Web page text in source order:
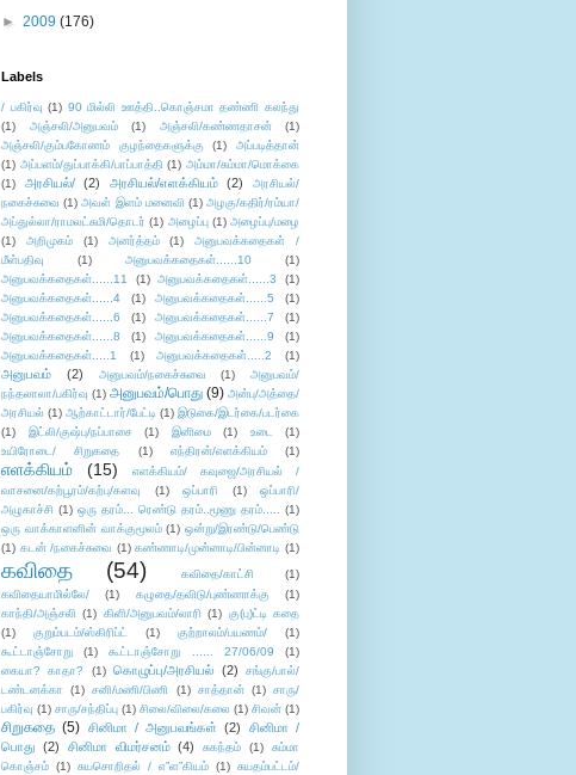
► 2009 (176)
Labels
/ பகிர்வு (1) 90 மில்லி ஊத்தி..கொஞ்சமா தண்ணி கலந்து
(1)
அஞ்சலி/அனுபவம் (1) அஞ்சலி/கண்ணதாசன்
(1)
அஞ்சலி/கும்பகோணம் குழந்தைகளுக்கு
(1)
அப்படித்தான்
(1) அப்பளம்/துப்பாக்கி/பாப்பாத்தி (1) அம்மா/சும்மா/மொக்கை
(1)
அரசியல்/ (2) அரசியல்/எளக்கியம் (2)
அரசியல்/
நகைச்சுவை (1) அவள் இளம் மனைவி (1) அழகு/கதிர்/ரம்யா/
அப்துல்லா/ராமலட்சுமி/தொடர் (1) அழைப்பு (1) அழைப்பு/மழை
(1)
அறிமுகம் (1) அனர்த்தம் (1)
அனுபவக்கதைகள் /
மீள்பதிவு
(1) அனுபவக்கதைகள்......10
(1)
அனுபவக்கதைகள்......11
(1) அனுபவக்கதைகள்......3
(1)
அனுபவக்கதைகள்......4
(1) அனுபவக்கதைகள்......5
(1)
அனுபவக்கதைகள்......6
(1) அனுபவக்கதைகள்......7
(1)
அனுபவக்கதைகள்......8
(1) அனுபவக்கதைகள்......9
(1)
அனுபவக்கதைகள்.....1
(1) அனுபவக்கதைகள்.....2 (1)
அனுபவம் (2) அனுபவம்/நகைச்சுவை (1)
அனுபவம்/
நந்தலாலா/பகிர்வு (1) அனுபவம்/பொது (9) அன்பு/அத்தை/
அரசியல் (1) ஆற்காட்டார்/பேட்டி (1) இடுகை/இடர்கை/படர்கை
(1)
இட்லி/குஷ்பு/நப்பாசை (1) இனிமை (1) உடை
(1)
உயிரோடை/ சிறுகதை
(1) எந்திரன்/எளக்கியம் (1)
எளக்கியம் (15)
எளக்கியம்/ கவுஜை/அரசியல் /
வாசனை/கற்பூரம்/கற்பு/களவு
(1) ஒப்பாரி (1)
ஒப்பாரி/
அழுகாச்சி (1) ஒரு தரம்... ரெண்டு தரம்..மூணு தரம்..... (1)
ஒரு வாக்காளனின் வாக்குமூலம் (1) ஒன்று/இரண்டு/பெண்டு
(1) கடன் /நகைச்சுவை (1) கண்ணாடி/முன்னாடி/பின்னாடி (1)
கவிதை (54) கவிதை/காட்சி
(1)
கவிதையாமில்லே/
(1) கழுதை/தவிடு/புண்ணாக்கு
(1)
காந்தி/அஞ்சலி (1) கிளி/அனுபவம்/லாரி (1) கு(பு)ட்டி கதை
(1)
குறும்படம்/ஸ்கிரிப்ட் (1) குற்றாலம்/பயணம்/
(1)
கூட்டாஞ்சோறு
(1) கூட்டாஞ்சோறு ...... 27/06/09
(1)
கையா? காதா?
(1) கொழுப்பு/அரசியல் (2)
சங்கு/பால்/
டண்டனக்கா
(1) சனி/மணி/பிணி (1) சாத்தான் (1) சாரு/
பகிர்வு (1) சாரு/சந்திப்பு (1) சிலை/விலை/கலை (1) சிவன் (1)
சிறுகதை (5) சினிமா / அனுபவங்கள் (2)
சினிமா /
பொது (2) சினிமா விமர்சனம் (4) சுகந்தம் (1)
சும்மா
கொஞ்சம் (1) சுயசொறிதல் / எ”ள”கியம் (1) சுயதம்பட்டம்/